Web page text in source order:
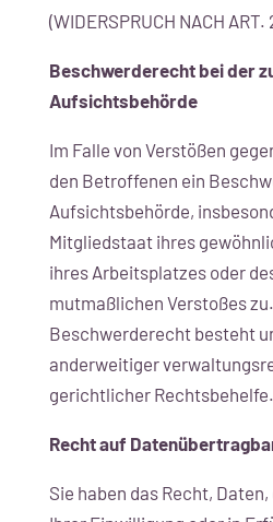
(WIDERSPRUCH NACH ART.
Beschwerde­recht bei der
Aufsichts­behörde
Im Falle von Verstößen
den Betroffenen ein
Aufsichtsbehörde,
Mitgliedstaat ihres
ihres Arbeitsplatzes oder
mutmaßlichen Verstoßes
Beschwerderecht besteht
anderweitiger
gerichtlicher Rechtsbehelfe.
Recht auf
Sie haben das Recht,